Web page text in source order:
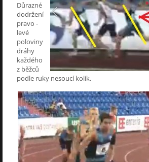
Důrazné
dodržení
pravo -
levé
poloviny
dráhy
každého
z běžců
podle ruky nesoucí kolík.